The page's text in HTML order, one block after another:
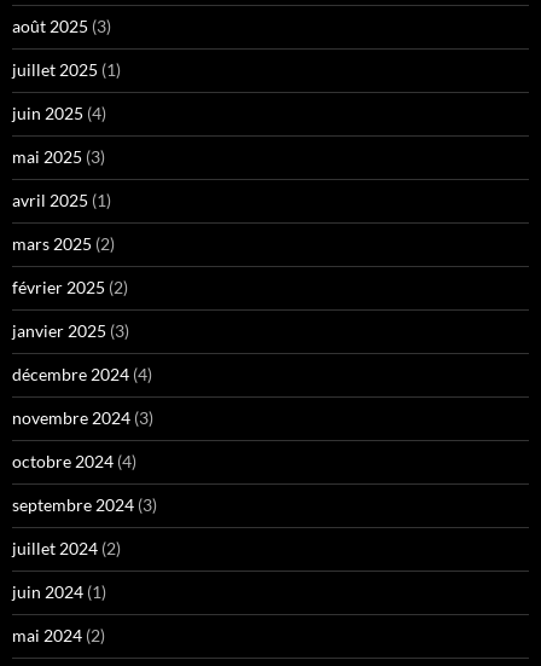
août 2025 (3)
juillet 2025 (1)
juin 2025 (4)
mai 2025 (3)
avril 2025 (1)
mars 2025 (2)
février 2025 (2)
janvier 2025 (3)
décembre 2024 (4)
novembre 2024 (3)
octobre 2024 (4)
septembre 2024 (3)
juillet 2024 (2)
juin 2024 (1)
mai 2024 (2)